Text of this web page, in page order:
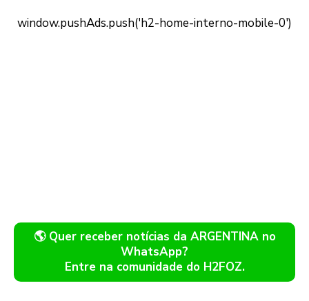
🌎 Quer receber notícias da ARGENTINA no
WhatsApp?
Entre na comunidade do H2FOZ.